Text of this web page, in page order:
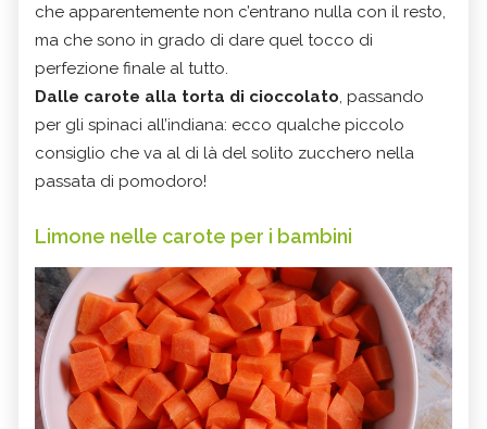
che apparentemente non c’entrano nulla con il resto,
ma che sono in grado di dare quel tocco di
perfezione finale al tutto.
Dalle carote alla torta di cioccolato, passando
per gli spinaci all’indiana: ecco qualche piccolo
consiglio che va al di là del solito zucchero nella
passata di pomodoro!
Limone nelle carote per i bambini